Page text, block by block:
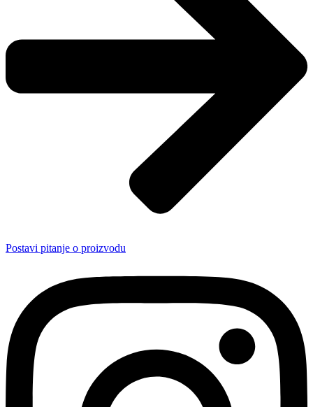
Postavi pitanje o proizvodu